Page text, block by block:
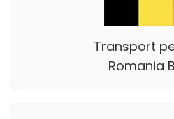
Transport
Romania